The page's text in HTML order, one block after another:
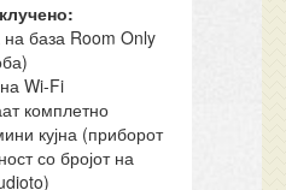
база Room Only
Wi-Fi
комплетно
кујна (приборот
со бројот на